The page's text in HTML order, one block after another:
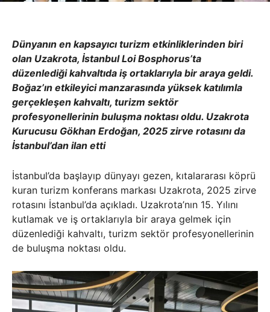
Dünyanın en kapsayıcı turizm etkinliklerinden biri
olan Uzakrota, İstanbul Loi Bosphorus’ta
düzenlediği kahvaltıda iş ortaklarıyla bir araya geldi.
Boğaz’ın etkileyici manzarasında yüksek katılımla
gerçekleşen kahvaltı, turizm sektör
profesyonellerinin buluşma noktası oldu. Uzakrota
Kurucusu Gökhan Erdoğan, 2025 zirve rotasını da
İstanbul’dan ilan etti
İstanbul’da başlayıp dünyayı gezen, kıtalararası köprü
kuran turizm konferans markası Uzakrota, 2025 zirve
rotasını İstanbul’da açıkladı. Uzakrota’nın 15. Yılını
kutlamak ve iş ortaklarıyla bir araya gelmek için
düzenlediği kahvaltı, turizm sektör profesyonellerinin
de buluşma noktası oldu.